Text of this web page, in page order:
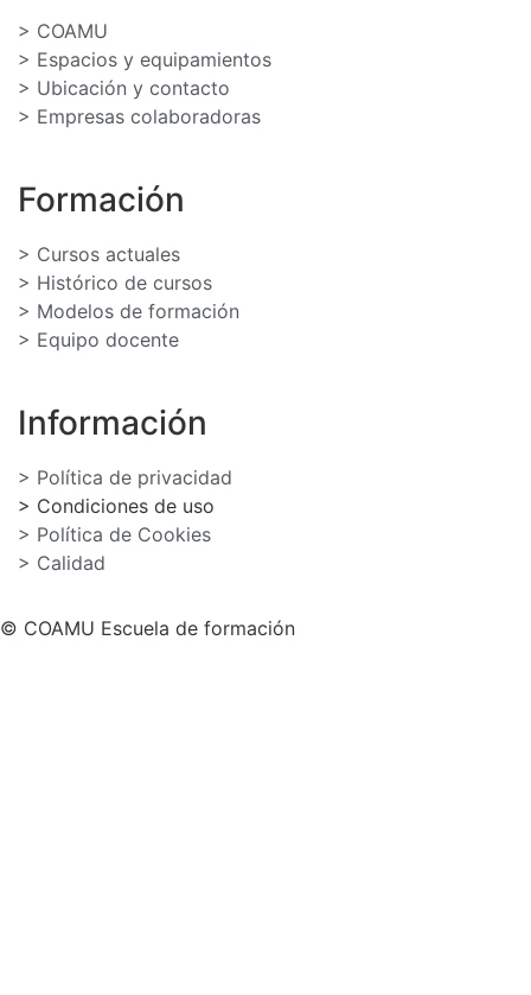
> COAMU
> Espacios y equipamientos
> Ubicación y contacto
> Empresas colaboradoras
Formación
> Cursos actuales
> Histórico de cursos
> Modelos de formación
> Equipo docente
Información
> Política de privacidad
> Condiciones de uso
> Política de Cookies
> Calidad
© COAMU Escuela de formación